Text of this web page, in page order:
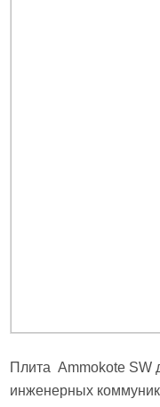
Плита Ammokote SW
инженерных